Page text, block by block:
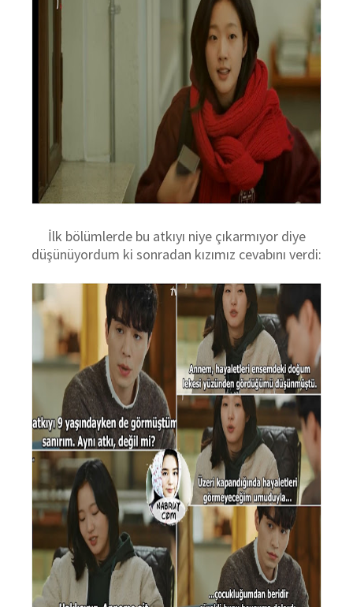
İlk bölümlerde bu atkıyı niye çıkarmıyor diye
düşünüyordum ki sonradan kızımız cevabını verdi: